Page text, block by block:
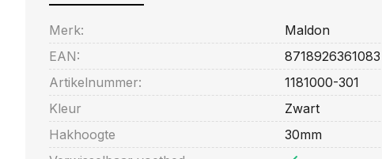
Merk:
Maldon
EAN:
8718926361083
Artikelnummer:
1181000-301
Kleur
Zwart
Hakhoogte
30mm